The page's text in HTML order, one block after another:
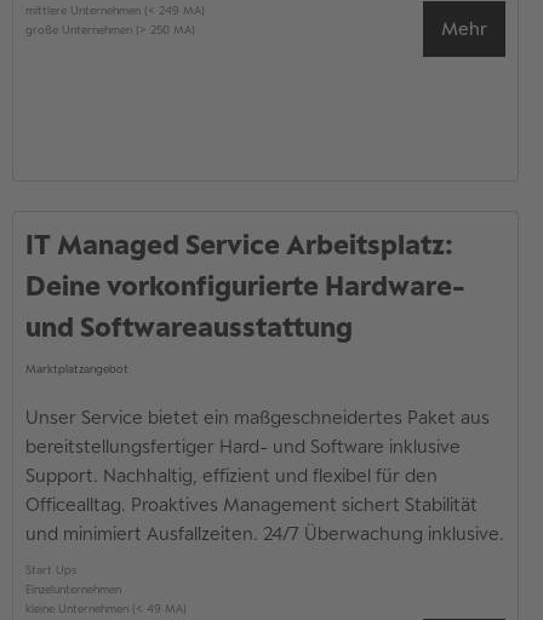
mittlere Unternehmen (< 249 MA)
große Unternehmen (> 250 MA)
Mehr
IT Managed Service Arbeitsplatz:
Deine vorkonfigurierte Hardware-
und Softwareausstattung
Marktplatzangebot
Unser Service bietet ein maßgeschneidertes Paket aus
bereitstellungsfertiger Hard- und Software inklusive
Support. Nachhaltig, effizient und flexibel für den
Officealltag. Proaktives Management sichert Stabilität
und minimiert Ausfallzeiten. 24/7 Überwachung inklusive.
Start Ups
Einzelunternehmen
kleine Unternehmen (< 49 MA)